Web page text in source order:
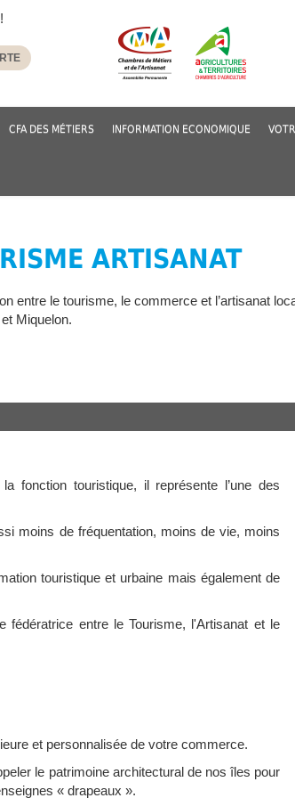
CFA DES MÉTIERS INFORMATION ECONOMIQUE
ARTISANAT
entre le tourisme, le commerce et l’artisanat
Miquelon.
fonction touristique, il représente l’une des
moins de fréquentation, moins de vie, moins
touristique et urbaine mais également de
entre le Tourisme, l'Artisanat et le
et personnalisée de votre commerce.
le patrimoine architectural de nos îles pour
« drapeaux ».